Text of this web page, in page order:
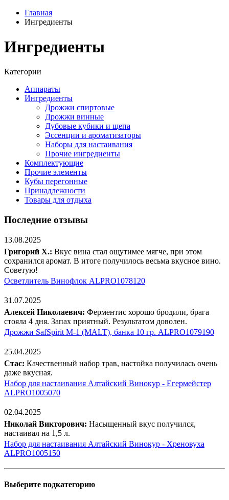
Главная
Ингредиенты
Ингредиенты
Категории
Аппараты
Ингредиенты
Дрожжи спиртовые
Дрожжи винные
Дубовые кубики и щепа
Эссенции и ароматизаторы
Наборы для настаивания
Прочие ингредиенты
Комплектующие
Прочие элементы
Кубы перегонные
Принадлежности
Товары для отдыха
Последние отзывы
13.08.2025
Григорий Х.: Вкус вина стал ощутимее мягче, при этом
сохранился аромат. В итоге получилось весьма вкусное вино.
Советую!
Осветлитель Винофлок ALPRO1078120
31.07.2025
Алексей Николаевич: Ферментис хорошо бродили, брага
стояла 4 дня. Запах приятный. Результатом доволен.
Дрожжи SafSpirit М-1 (MALT), банка 10 гр. ALPRO1079190
25.04.2025
Стас: Качественный набор трав, настойка получилась очень
даже вкусная.
Набор для настаивания Алтайский Винокур - Егермейстер
ALPRO1005070
02.04.2025
Николай Викторович: Насыщенный вкус получился,
настаивал на 1,5 л.
Набор для настаивания Алтайский Винокур - Хреновуха
ALPRO1005150
Выберите подкатегорию